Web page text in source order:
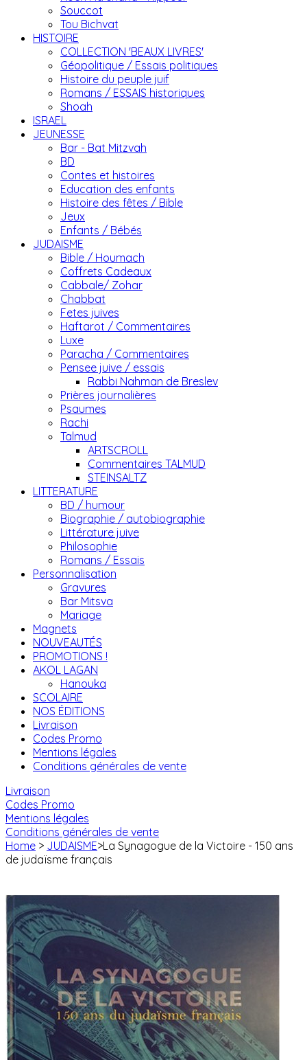
Souccot
Tou Bichvat
HISTOIRE
COLLECTION 'BEAUX LIVRES'
Géopolitique / Essais politiques
Histoire du peuple juif
Romans / ESSAIS historiques
Shoah
ISRAEL
JEUNESSE
Bar - Bat Mitzvah
BD
Contes et histoires
Education des enfants
Histoire des fêtes / Bible
Jeux
Enfants / Bébés
JUDAISME
Bible / Houmach
Coffrets Cadeaux
Cabbale/ Zohar
Chabbat
Fetes juives
Haftarot / Commentaires
Luxe
Paracha / Commentaires
Pensee juive / essais
Rabbi Nahman de Breslev
Prières journalières
Psaumes
Rachi
Talmud
ARTSCROLL
Commentaires TALMUD
STEINSALTZ
LITTERATURE
BD / humour
Biographie / autobiographie
Littérature juive
Philosophie
Romans / Essais
Personnalisation
Gravures
Bar Mitsva
Mariage
Magnets
NOUVEAUTÉS
PROMOTIONS !
AKOL LAGAN
Hanouka
SCOLAIRE
NOS ÉDITIONS
Livraison
Codes Promo
Mentions légales
Conditions générales de vente
Livraison
Codes Promo
Mentions légales
Conditions générales de vente
Home > JUDAISME>La Synagogue de la Victoire - 150 ans
de judaïsme français